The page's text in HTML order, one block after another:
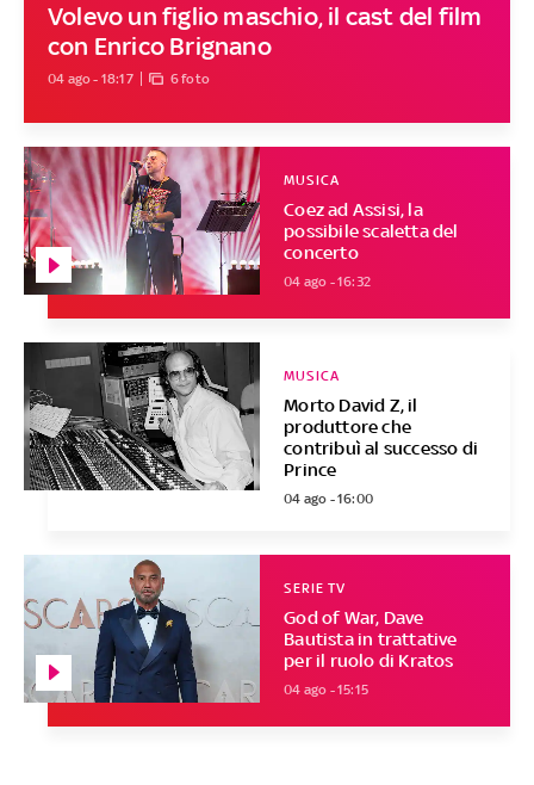
Volevo un figlio maschio, il cast del film
con Enrico Brignano
04 ago - 18:17 6 foto
Coez ad Assisi, la
possibile scaletta del
concerto
MUSICA
04 ago - 16:32
Morto David Z, il
produttore che
contribuì al successo di
Prince
MUSICA
04 ago - 16:00
God of War, Dave
Bautista in trattative
per il ruolo di Kratos
SERIE TV
04 ago - 15:15